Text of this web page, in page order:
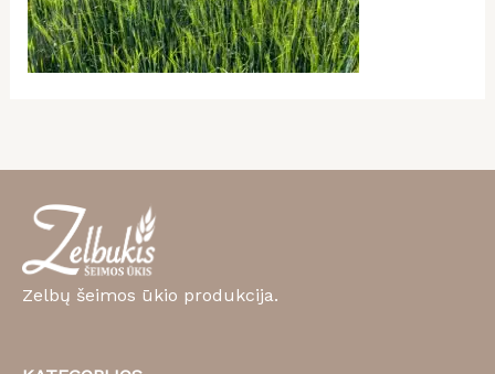
Zelbų šeimos ūkio produkcija.